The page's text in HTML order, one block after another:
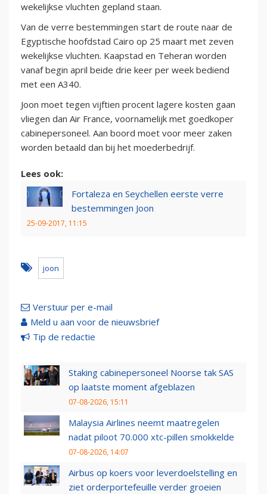
wekelijkse vluchten gepland staan.
Van de verre bestemmingen start de route naar de
Egyptische hoofdstad Cairo op 25 maart met zeven
wekelijkse vluchten. Kaapstad en Teheran worden
vanaf begin april beide drie keer per week bediend
met een A340.
Joon moet tegen vijftien procent lagere kosten gaan
vliegen dan Air France, voornamelijk met goedkoper
cabinepersoneel. Aan boord moet voor meer zaken
worden betaald dan bij het moederbedrijf.
Lees ook:
Fortaleza en Seychellen eerste verre
bestemmingen Joon
25-09-2017, 11:15
joon
Verstuur per e-mail
Meld u aan voor de nieuwsbrief
Tip de redactie
Staking cabinepersoneel Noorse tak SAS
op laatste moment afgeblazen
07-08-2026, 15:11
Malaysia Airlines neemt maatregelen
nadat piloot 70.000 xtc-pillen smokkelde
07-08-2026, 14:07
Airbus op koers voor leverdoelstelling en
ziet orderportefeuille verder groeien